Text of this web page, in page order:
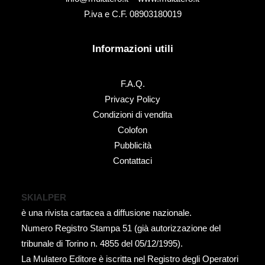
P.iva e C.F. 08903180019
Informazioni utili
F.A.Q.
Privacy Policy
Condizioni di vendita
Colofon
Pubblicità
Contattaci
SKIALPER
è una rivista cartacea a diffusione nazionale.
Numero Registro Stampa 51 (già autorizzazione del
tribunale di Torino n. 4855 del 05/12/1995).
La Mulatero Editore è iscritta nel Registro degli Operatori